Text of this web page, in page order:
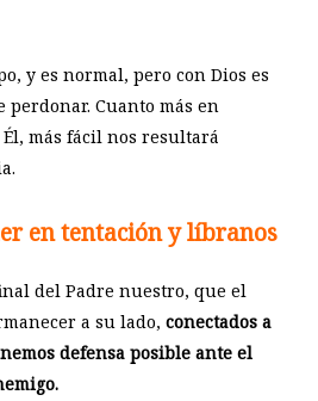
y es normal, pero con Dios es
Cuanto más en
más fácil nos resultará
en tentación y líbranos
del Padre nuestro, que el
a su lado, conectados a
defensa posible ante el